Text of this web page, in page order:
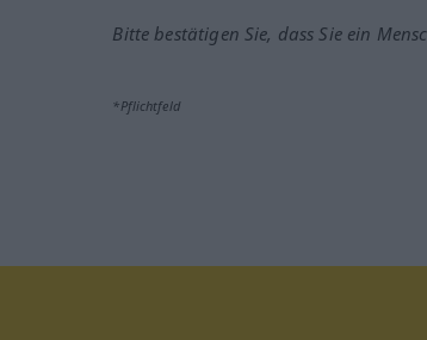
Bitte bestätigen Sie, dass Sie ein
*Pflichtfeld